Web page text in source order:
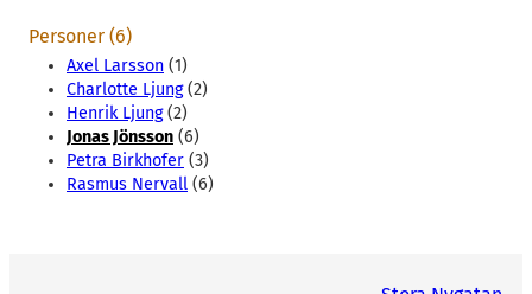
Personer (6)
Axel Larsson (1)
Charlotte Ljung(2)
Henrik Ljung(2)
Jonas Jönsson (6)
Petra Birkhofer (3)
Rasmus Nervall (6)